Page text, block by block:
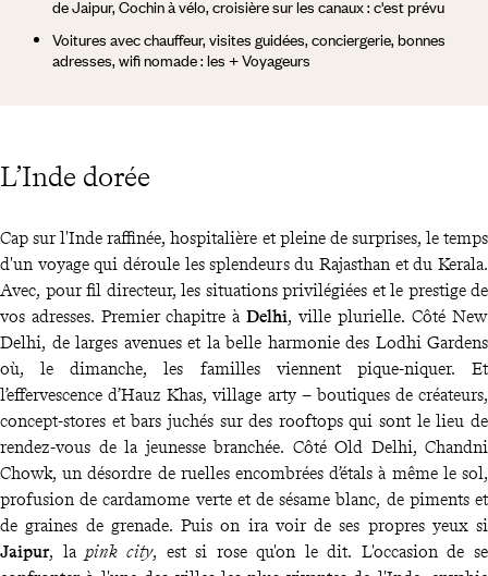
L’Inde dorée
de Jaipur, Cochin à vélo, croisière sur les canaux : c'est prévu
Voitures avec chauffeur, visites guidées, conciergerie, bonnes
adresses, wifi nomade : les + Voyageurs
Cap sur l'Inde raffinée, hospitalière et pleine de surprises, le temps
d'un voyage qui déroule les splendeurs du Rajasthan et du Kerala.
Avec, pour fil directeur, les situations privilégiées et le prestige de
vos adresses. Premier chapitre à Delhi, ville plurielle. Côté New
Delhi, de larges avenues et la belle harmonie des Lodhi Gardens
où, le dimanche, les familles viennent pique-niquer. Et
l’effervescence d’Hauz Khas, village arty – boutiques de créateurs,
concept-stores et bars juchés sur des rooftops qui sont le lieu de
rendez-vous de la jeunesse branchée. Côté Old Delhi, Chandni
Chowk, un désordre de ruelles encombrées d’étals à même le sol,
profusion de cardamome verte et de sésame blanc, de piments et
de graines de grenade. Puis on ira voir de ses propres yeux si
Jaipur, la pink city, est si rose qu'on le dit. L'occasion de se